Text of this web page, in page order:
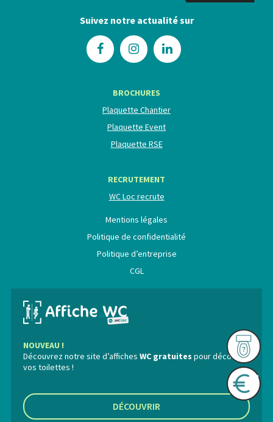
Suivez notre actualité sur
BROCHURES
Plaquette Chantier
Plaquette Event
Plaquette RSE
RECRUTEMENT
WC Loc recrute
Mentions légales
Politique de confidentialité
Politique d’entreprise
CGL
NOUVEAU !
Découvrez notre site d’affiches WC gratuites pour décorer
vos toilettes !
DÉCOUVRIR